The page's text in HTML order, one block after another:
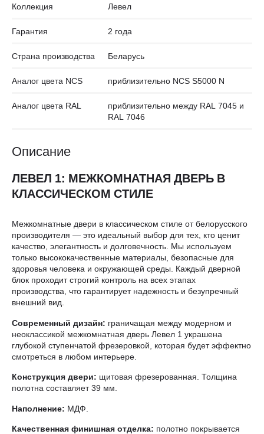
Коллекция Левел
Гарантия 2 года
Страна производства Беларусь
Аналог цвета NCS приблизительно NCS S5000 N
Аналог цвета RAL
приблизительно между RAL 7045 и
RAL 7046
Описание
ЛЕВЕЛ 1: МЕЖКОМНАТНАЯ ДВЕРЬ В
КЛАССИЧЕСКОМ СТИЛЕ
Межкомнатные двери в классическом стиле от белорусского
производителя — это идеальный выбор для тех, кто ценит
качество, элегантность и долговечность. Мы используем
только высококачественные материалы, безопасные для
здоровья человека и окружающей среды. Каждый дверной
блок проходит строгий контроль на всех этапах
производства, что гарантирует надежность и безупречный
внешний вид.
Современный дизайн: граничащая между модерном и
неоклассикой межкомнатная дверь Левел 1 украшена
глубокой ступенчатой фрезеровкой, которая будет эффектно
смотреться в любом интерьере.
Конструкция двери: щитовая фрезерованная. Толщина
полотна составляет 39 мм.
Наполнение: МДФ.
Качественная финишная отделка: полотно покрывается